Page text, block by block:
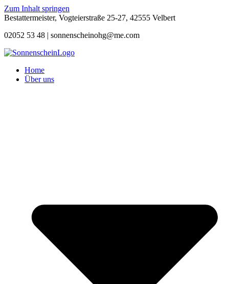
Zum Inhalt springen
Bestattermeister, Vogteierstraße 25-27, 42555 Velbert
02052 53 48 | sonnenscheinohg@me.com
Home
Über uns